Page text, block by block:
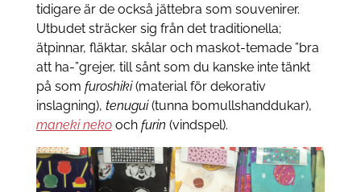
tidigare är de också jättebra som souvenirer.
Utbudet sträcker sig från det traditionella;
ätpinnar, fläktar, skålar och maskot-temade ”bra
att ha-”grejer, till sånt som du kanske inte tänkt
på som furoshiki(material för dekorativ
inslagning), tenugui(tunna bomullshanddukar),
maneki nekooch furin (vindspel).